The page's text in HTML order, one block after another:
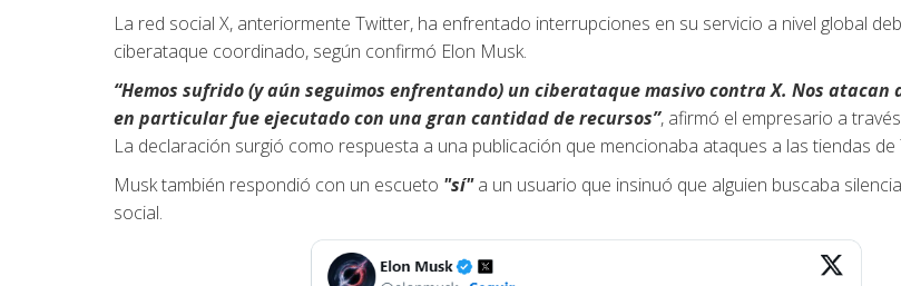
La red social X, anteriormente Twitter, ha enfrentado interrupciones en su servicio a nivel global
ciberataque coordinado, según confirmó Elon Musk.
“Hemos sufrido (y aún seguimos enfrentando) un ciberataque masivo contra X. Nos atacan
en particular fue ejecutado con una gran cantidad de recursos”, afirmó el empresario a
La declaración surgió como respuesta a una publicación que mencionaba ataques a las tiendas de
Musk también respondió con un escueto "sí"a un usuario que insinuó que alguien buscaba
social.